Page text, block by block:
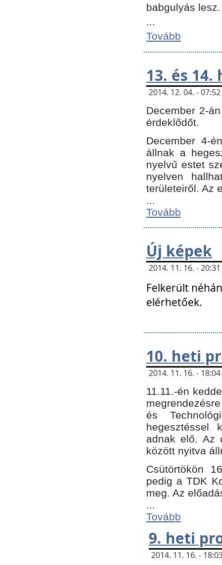
babgulyás
...
Tovább
13. és
2014. 12. 04. -
December 2-
érdeklődőt.
December 4-
állnak a
nyelvű estet
nyelven
területeiről. Az
...
Tovább
Új képek
2014. 11. 16. -
Felkerült
elérhetőek.
10. heti
2014. 11. 16. -
11.11.-én
és
hegesztéssel
adnak elő. Az
között nyitva
Csütörtökön
pedig a TDK
meg. Az
...
Tovább
9. heti
2014. 11. 16. -